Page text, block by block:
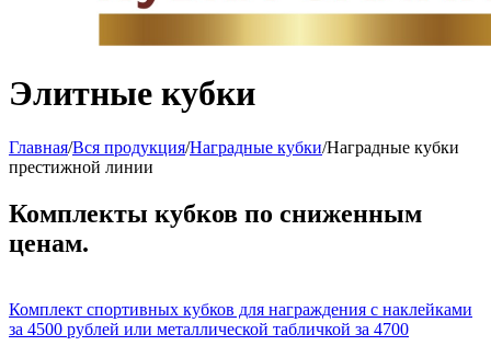
Элитные кубки
Главная/Вся продукция/Наградные кубки/Наградные кубки
престижной линии
Комплекты кубков по сниженным
ценам.
Комплект спортивных кубков для награждения с наклейками
за 4500 рублей или металлической табличкой за 4700